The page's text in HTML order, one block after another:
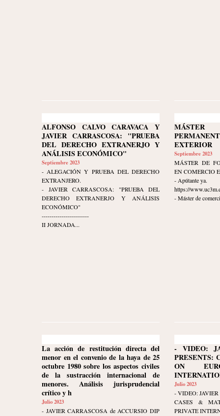
ALFONSO CALVO CARAVACA Y
JAVIER CARRASCOSA: "PRUEBA
DEL DERECHO EXTRANERJO Y
ANÁLISIS ECONÓMICO"
Septiembre 2023
- ALEGACIÓN Y PRUEBA DEL DERECHO
EXTRANJERO.
- JAVIER CARRASCOSA: "PRUEBA DEL
DERECHO EXTRANERJO Y ANÁLISIS
ECONÓMICO"
------------------------
II JORNADA...
MÁSTER
EXTERIOR
Septiembre 2023
MÁSTER DE
EN COMERCIO
- Apútante ya.
https://
- Máster de
La acción de restitución directa del
menor en el convenio de la haya de 25
octubre 1980 sobre los aspectos civiles
de la sustracción internacional de
menores. Análisis jurisprudencial
crítico y h
Julio 2023
- JAVIER CARRASCOSA de ACCURSIO DIP
- VIDEO:
PRESENTS:
ON
Julio 2023
- VIDEO:
CASES &
PRIVATE